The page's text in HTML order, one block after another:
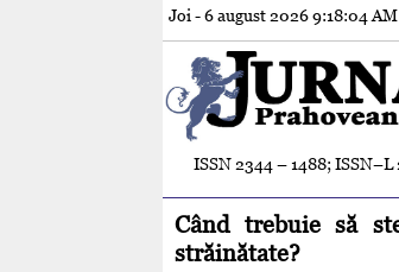
Joi - 6 august 20269:18:05 AM
ISSN 2344 – 1488; ISSN–L
Când trebuie să
străinătate?